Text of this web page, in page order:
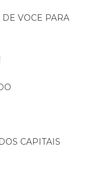
DE VOCE PARA
CAPITAIS